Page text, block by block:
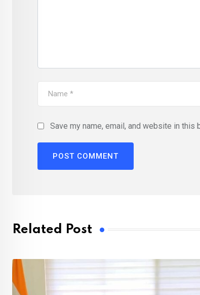
Save my name, email, and website in
Related Post